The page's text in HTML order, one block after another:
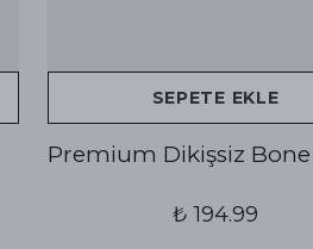
SEPETE EKLE
Premium Dikişsiz Bone
₺ 194.99